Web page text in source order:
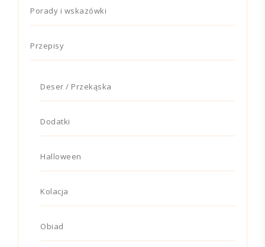
Porady i wskazówki
Przepisy
Deser / Przekąska
Dodatki
Halloween
Kolacja
Obiad